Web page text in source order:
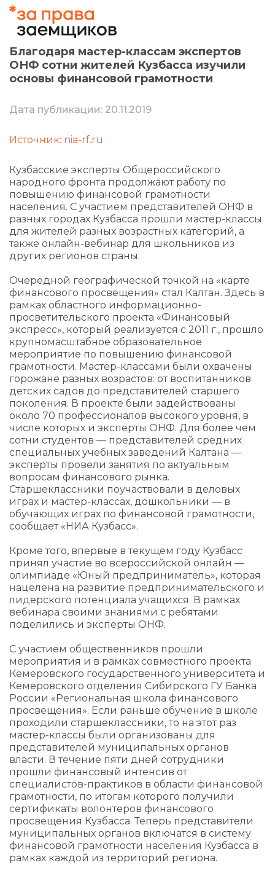
Благодаря мастер-классам экспертов
ОНФ сотни жителей Кузбасса изучили
основы финансовой грамотности
Дата публикации: 20.11.2019
Источник: nia-rf.ru
Кузбасские эксперты Общероссийского
народного фронта продолжают работу по
повышению финансовой грамотности
населения. С участием представителей ОНФ в
разных городах Кузбасса прошли мастер-классы
для жителей разных возрастных категорий, а
также онлайн-вебинар для школьников из
других регионов страны.
Очередной географической точкой на «карте
финансового просвещения» стал Калтан. Здесь в
рамках областного информационно-
просветительского проекта «Финансовый
экспресс», который реализуется с 2011 г., прошло
крупномасштабное образовательное
мероприятие по повышению финансовой
грамотности. Мастер-классами были охвачены
горожане разных возрастов: от воспитанников
детских садов до представителей старшего
поколения. В проекте были задействованы
около 70 профессионалов высокого уровня, в
числе которых и эксперты ОНФ. Для более чем
сотни студентов — представителей средних
специальных учебных заведений Калтана —
эксперты провели занятия по актуальным
вопросам финансового рынка.
Старшеклассники поучаствовали в деловых
играх и мастер-классах, дошкольники — в
обучающих играх по финансовой грамотности,
сообщает «НИА Кузбасс».
Кроме того, впервые в текущем году Кузбасс
принял участие во всероссийской онлайн —
олимпиаде «Юный предприниматель», которая
нацелена на развитие предпринимательского и
лидерского потенциала учащихся. В рамках
вебинара своими знаниями с ребятами
поделились и эксперты ОНФ.
С участием общественников прошли
мероприятия и в рамках совместного проекта
Кемеровского государственного университета и
Кемеровского отделения Сибирского ГУ Банка
России «Региональная школа финансового
просвещения». Если раньше обучение в школе
проходили старшеклассники, то на этот раз
мастер-классы были организованы для
представителей муниципальных органов
власти. В течение пяти дней сотрудники
прошли финансовый интенсив от
специалистов-практиков в области финансовой
грамотности, по итогам которого получили
сертификаты волонтеров финансового
просвещения Кузбасса. Теперь представители
муниципальных органов включатся в систему
финансовой грамотности населения Кузбасса в
рамках каждой из территорий региона.